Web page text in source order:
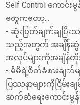
Self Control ကောင်း
တွေကတော့...
- ဆုံးဖြတ်ချက်ချပြီ
သည့်အတွက် အချိန်ဆွဲတ
အလုပ်များကိုအချိန်တို
- မိမိရဲ့စိတ်ခံစားချက်မ
ပြဿနာများကိုငြိမ်းခ
ဆက်ဆံရေးကောင်းမွန်လ